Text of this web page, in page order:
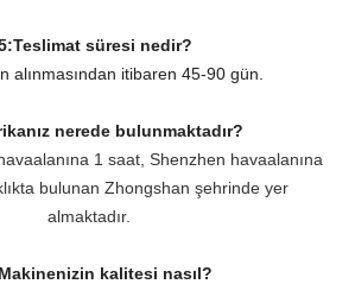
süresi nedir?
alınmasından itibaren 45-90 gün.
nerede bulunmaktadır?
1 saat, Shenzhen havaalanına
bulunan Zhongshan şehrinde yer
almaktadır.
kalitesi nasıl?